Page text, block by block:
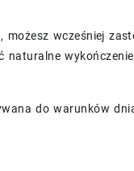
wcześniej
naturalne
do warunków